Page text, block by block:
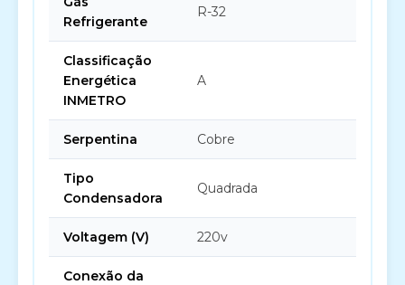
Refrigerante
R-32
Classificação
Energética
INMETRO
A
Serpentina Cobre
Tipo
Condensadora
Quadrada
Voltagem (V) 220v
Conexão da